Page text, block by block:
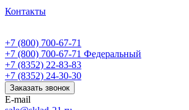
Контакты
+7 (800) 700-67-71
+7 (800) 700-67-71 Федеральный
+7 (8352) 22-83-83
+7 (8352) 24-30-30
Заказать звонок
E-mail